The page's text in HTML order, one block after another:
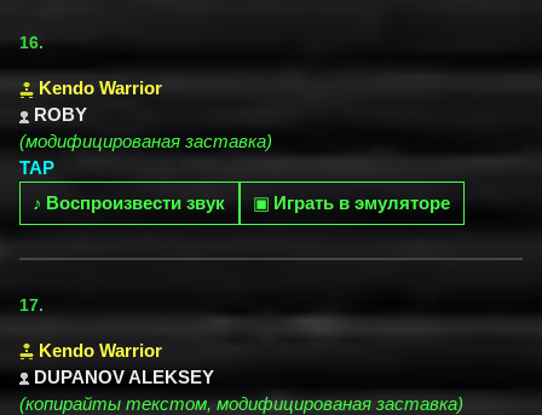
16.
Kendo Warrior
ROBY
(модифицированая заставка)
TAP
♪ Воспроизвести звук ▣ Играть в эмуляторе
17.
Kendo Warrior
DUPANOV ALEKSEY
(копирайты текстом, модифицированая заставка)